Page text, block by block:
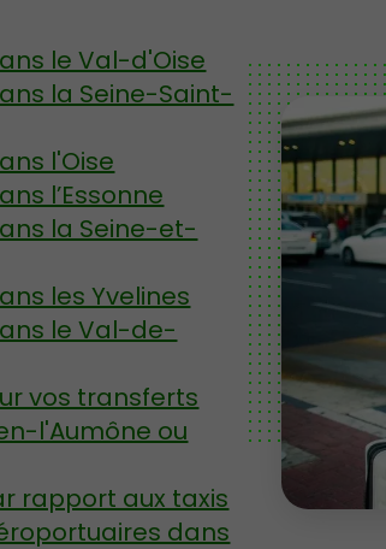
le Val-d'Oise
la Seine-Saint-
l'Oise
l’Essonne
la Seine-et-
les Yvelines
le Val-de-
vos transferts
l'Aumône ou
rapport aux taxis
dans